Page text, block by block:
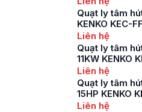
Quạt ly tâm
KENKO KEC-
Liên hệ
Quạt ly tâm
11KW KENKO
Liên hệ
Quạt ly tâm
15HP KENKO
Liên hệ